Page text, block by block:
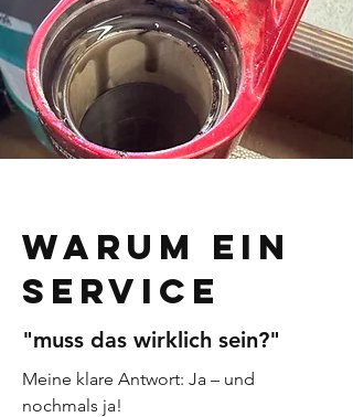
warum ein
Service
"muss das wirklich sein?"
Meine klare Antwort: Ja – und
nochmals ja!